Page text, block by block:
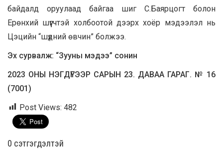
байдалд оруулаад байгаа шиг С.Баярцогт болон
Ерөнхий шүүгчтэй холбоотой дээрх хоёр мэдээлэл нь
Цэцийн “шүдний өвчин” болжээ.
Эх сурвалж: “Зууны мэдээ” сонин
2023 ОНЫ НЭГДҮГЭЭР САРЫН 23. ДАВАА ГАРАГ. № 16
(7001)
Post Views: 482
0 cэтгэгдэлтэй